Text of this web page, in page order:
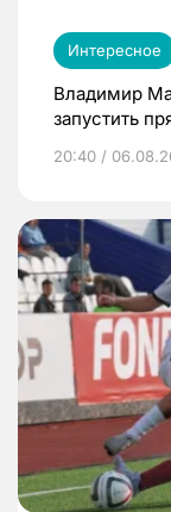
Интересное
Владимир
запустить
20:40 /